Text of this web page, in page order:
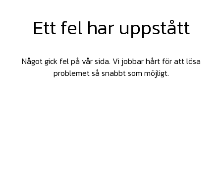
Ett fel har uppstått
Något gick fel på vår sida. Vi jobbar hårt för att lösa
problemet så snabbt som möjligt.